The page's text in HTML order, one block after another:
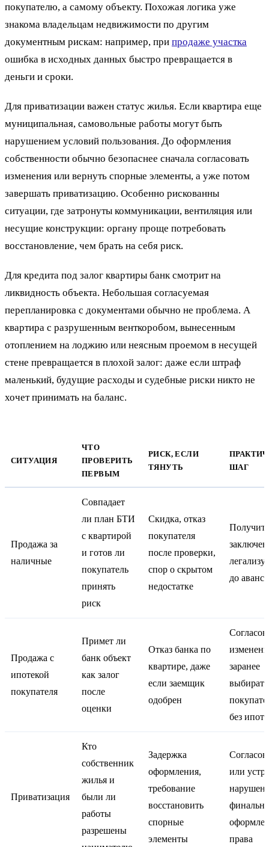
покупателю, а самому объекту. Похожая логика уже
знакома владельцам недвижимости по другим
документным рискам: например, при продаже участка
ошибка в исходных данных быстро превращается в
деньги и сроки.
Для приватизации важен статус жилья. Если квартира еще
муниципальная, самовольные работы могут быть
нарушением условий пользования. До оформления
собственности обычно безопаснее сначала согласовать
изменения или вернуть спорные элементы, а уже потом
завершать приватизацию. Особенно рискованны
ситуации, где затронуты коммуникации, вентиляция или
несущие конструкции: органу проще потребовать
восстановление, чем брать на себя риск.
Для кредита под залог квартиры банк смотрит на
ликвидность объекта. Небольшая согласуемая
перепланировка с документами обычно не проблема. А
квартира с разрушенным венткоробом, вынесенным
отоплением на лоджию или неясным проемом в несущей
стене превращается в плохой залог: даже если штраф
маленький, будущие расходы и судебные риски никто не
хочет принимать на баланс.
СИТУАЦИЯ
ЧТО
ПРОВЕРИТЬ
ПЕРВЫМ
РИСК, ЕСЛИ
ТЯНУТЬ
ШАГ
Продажа за
наличные
Совпадает
ли план БТИ
с квартирой
и готов ли
покупатель
принять
риск
Скидка, отказ
покупателя
после проверки,
спор о скрытом
недостатке
Получить
до аванса
Продажа с
ипотекой
покупателя
Примет ли
банк объект
как залог
после
оценки
Отказ банка по
квартире, даже
если заемщик
одобрен
заранее
выбирать
без
Приватизация
Кто
собственник
жилья и
были ли
работы
разрешены
Задержка
оформления,
требование
восстановить
спорные
элементы
или
права